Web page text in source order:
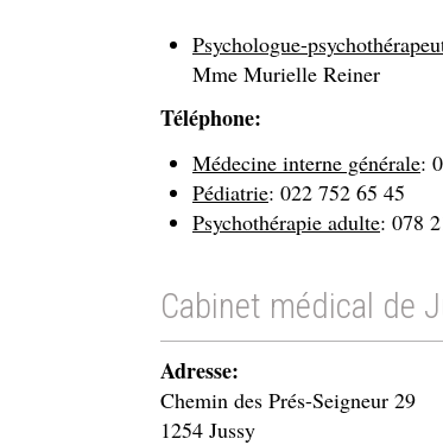
Psychologue-
Mme Murielle Reiner
Téléphone:
Médecine interne générale:
Pédiatrie: 022 752 65 45
Psychothérapie adulte: 078
Cabinet médical de
Adresse:
Chemin des Prés-Seigneur 29
1254 Jussy